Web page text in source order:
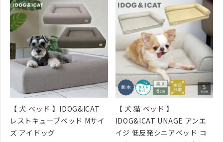
【 犬 ベッド 】IDOG&ICAT
レストキューブベッド Mサイ
ズ アイドッグ
【 犬 猫 ベッド 】
IDOG&ICAT UNAGE アンエ
イジ 低反発シニアベッド コ